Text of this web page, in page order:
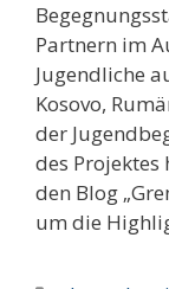
Partnern im
Jugendliche
Kosovo,
der
des
den Blog
um die